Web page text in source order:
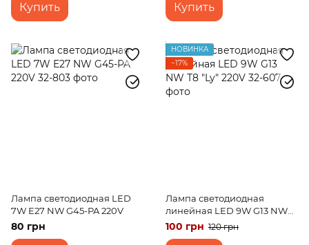
Купить Купить
Лампа светодиодная LED
7W E27 NW G45-PA 220V
80 грн
НОВИНКА
−17%
Лампа светодиодная
линейная LED 9W G13 NW
Т8 "Ly" 220V
100 грн 120 грн